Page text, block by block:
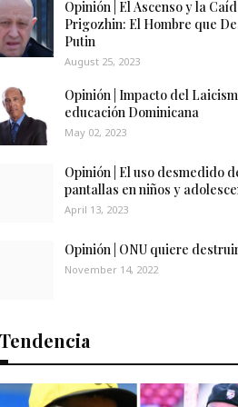
Opinión | El Ascenso y la
Prigozhin: El Hombre que
Putin
August 25, 2023
Opinión | Impacto del
educación Dominicana
May 02, 2023
Opinión | El uso desmedido
pantallas en niños y
April 13, 2023
Opinión | ONU quiere
November 14, 2022